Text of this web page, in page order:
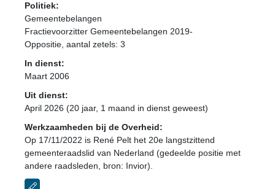
Politiek:
Gemeentebelangen
Fractievoorzitter Gemeentebelangen 2019-
Oppositie , aantal zetels: 3
In dienst:
Maart 2006
Uit dienst:
April 2026 (20 jaar, 1 maand in dienst geweest)
Werkzaamheden bij de Overheid:
Op 17/11/2022 is René Pelt het 20e langstzittend
gemeenteraadslid van Nederland (gedeelde positie met
andere raadsleden, bron: Invior).